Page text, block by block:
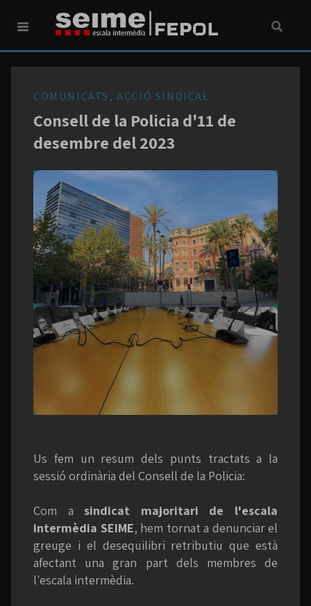
COMUNICATS, ACCIÓ SINDICAL
Consell de la Policia d'11 de
desembre del 2023
Us fem un resum dels punts tractats a la
sessió ordinària del Consell de la Policia:
Com asindicat majoritari de l'escala
intermèdia SEIME, hem tornat a denunciar el
greuge i el desequilibri retributiu que està
afectant una gran part dels membres de
l'escala intermèdia.